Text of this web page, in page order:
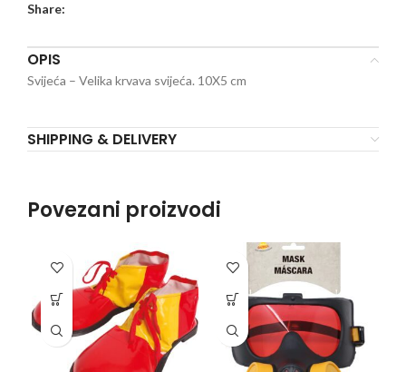
Share:
OPIS
Svijeća – Velika krvava svijeća. 10X5 cm
SHIPPING & DELIVERY
Povezani proizvodi